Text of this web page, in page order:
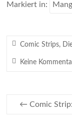
Markiert in:
Comic Strips,
Keine
← Comic